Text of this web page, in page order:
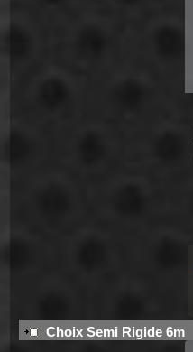
Choix Semi Rigide 6m